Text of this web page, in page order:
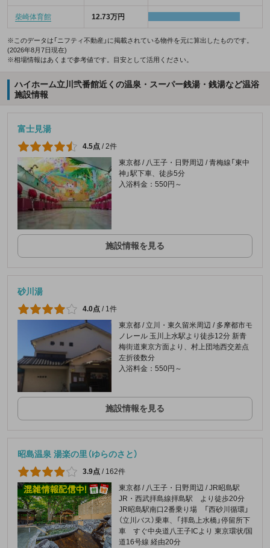
柴崎体育館 12.73万円
※このデータは「ニフティ不動産」に掲載されている物件を元に算出したものです。
(2026年8月7日現在)
※相場情報はあくまで参考値です。目安として活用ください。
ハイホーム立川弐番館近くの温泉・スーパー銭湯・銭湯など温浴
施設情報
富士見湯
4.5点 /2件
東京都 / 八王子・日野周辺 / 青梅線「東中
神」駅下車、徒歩5分
入浴料金：550円～
施設情報を見る
砂川湯
4.0点 / 1件
東京都 / 立川・東久留米周辺 / 多摩都市モ
ノレール 玉川上水駅より徒歩12分 新青
梅街道東京方面より、村上団地西交差点
左折後数分
入浴料金：550円～
施設情報を見る
昭島温泉 湯楽の里（ゆらのさと）
3.9点 / 162件
東京都 / 八王子・日野周辺 / JR昭島駅
JR・西武拝島線拝島駅 より徒歩20分
JR昭島駅南口2番乗り場 「西砂川循環」
（立川バス）乗車、「拝島上水橋」停留所下
車 すぐ中央道八王子ICより 東京環状/国
道16号線 経由20分